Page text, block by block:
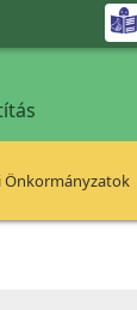
Önkormányzatok